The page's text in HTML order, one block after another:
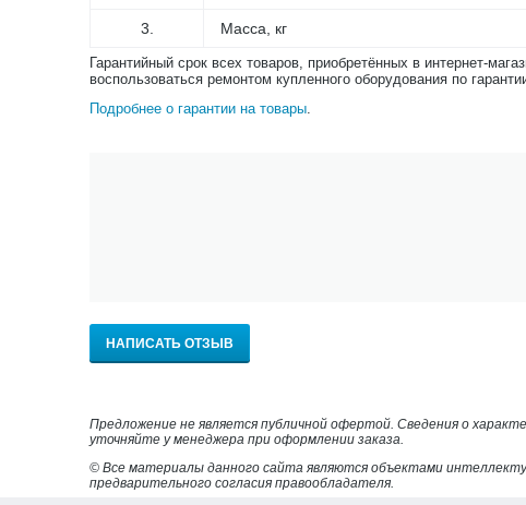
3. Масса, кг
Гарантийный срок всех товаров, приобретённых в интернет-
воспользоваться ремонтом купленного оборудования по
Подробнее о гарантии на товары.
НАПИСАТЬ ОТЗЫВ
Предложение не является публичной офертой. Сведения о
уточняйте у менеджера при оформлении заказа.
© Все материалы данного сайта являются объектами
предварительного согласия правообладателя.